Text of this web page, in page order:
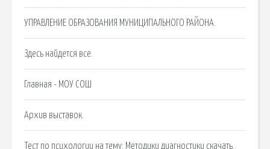
УПРАВЛЕНИЕ ОБРАЗОВАНИЯ МУНИЦИПАЛЬНОГО РАЙОНА.
Здесь найдется все.
Главная - МОУ СОШ
Архив выставок.
Тест по психологии на тему: Методики диагностики скачать.